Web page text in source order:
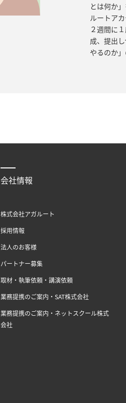
とは何か
ルートア
２週間に
成、提出
やるのか
会社情報
株式会社アガルート
採用情報
法人のお客様
パートナー募集
取材・執筆依頼・講演依頼
業務提携のご案内・SAT株式会社
業務提携のご案内・ネットスクール株式
会社